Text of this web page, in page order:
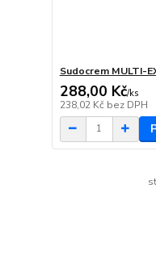
Sudocrem MULTI-
288,00 Kč/ks
238,02 Kč bez DPH